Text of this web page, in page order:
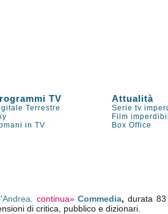
TV Attualità
Terrestre Serie tv
Film
in TV Box Office
continua» Commedia, durata
di critica, pubblico e dizionari.